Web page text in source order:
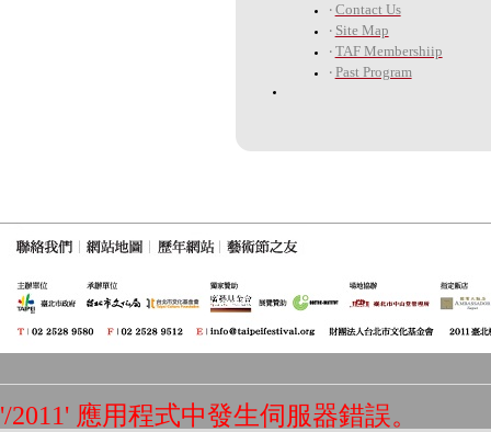
‧ Contact Us
‧ Site Map
‧ TAF Membershiip
‧ Past Program
'/2011' 應用程式中發生伺服器錯誤。